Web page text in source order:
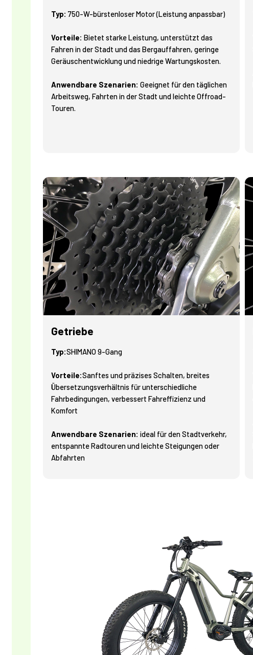
Typ:750-W-bürstenloser Motor (Leistung anpassbar)
Vorteile: Bietet starke Leistung, unterstützt das
Fahren in der Stadt und das Bergauffahren, geringe
Geräuschentwicklung und niedrige Wartungskosten.
Anwendbare Szenarien:Geeignet für den täglichen
Arbeitsweg, Fahrten in der Stadt und leichte Offroad-
Touren.
Getriebe
Typ:SHIMANO 9-Gang
Vorteile:Sanftes und präzises Schalten, breites
Übersetzungsverhältnis für unterschiedliche
Fahrbedingungen, verbessert Fahreffizienz und
Komfort
Anwendbare Szenarien:ideal für den Stadtverkehr,
entspannte Radtouren und leichte Steigungen oder
Abfahrten